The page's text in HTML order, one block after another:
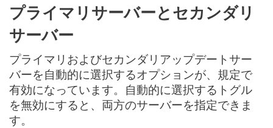
プライマリサーバーとセカンダリ
サーバー
プライマリおよびセカンダリアップデートサー
バーを自動的に選択するオプションが、規定で
有効になっています。自動的に選択するトグル
を無効にすると、両方のサーバーを指定できま
す。